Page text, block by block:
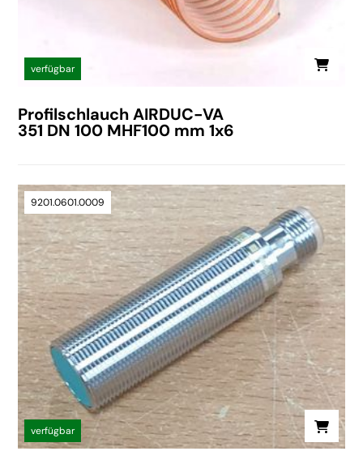
verfügbar
Profilschlauch AIRDUC-VA
351 DN 100 MHF100 mm 1x6
9201.0601.0009
verfügbar